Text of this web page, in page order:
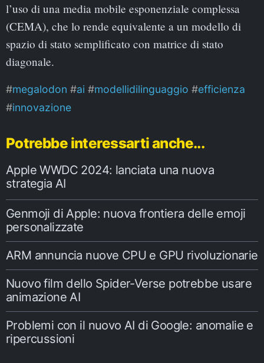
l’uso di una media mobile esponenziale complessa
(CEMA), che lo rende equivalente a un modello di
spazio di stato semplificato con matrice di stato
diagonale.
megalodon ai modellidilinguaggio
efficienza
innovazione
Potrebbe interessarti anche...
Apple WWDC 2024: lanciata una nuova
strategia AI
Genmoji di Apple: nuova frontiera delle emoji
personalizzate
ARM annuncia nuove CPU e GPU rivoluzionarie
Nuovo film dello Spider-Verse potrebbe usare
animazione AI
Problemi con il nuovo AI di Google: anomalie e
ripercussioni